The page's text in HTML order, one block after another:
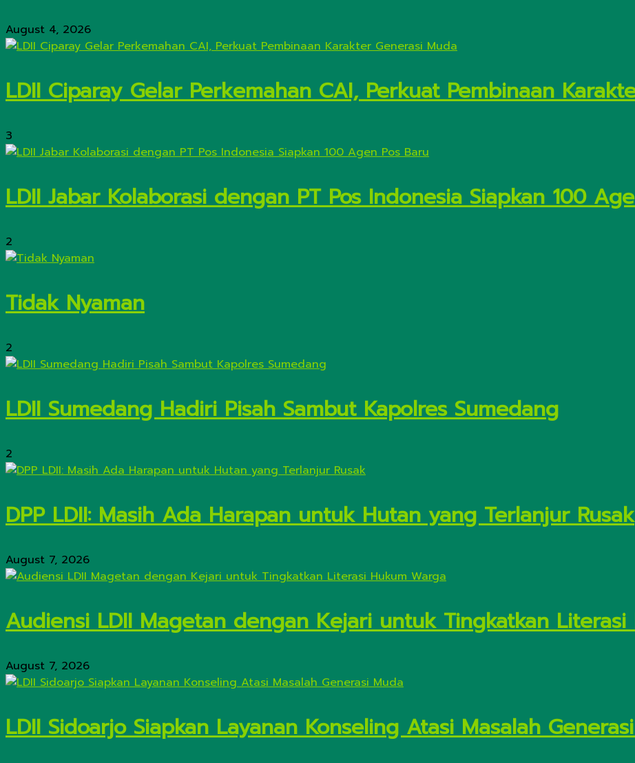
August 4, 2026
LDII Ciparay Gelar Perkemahan CAI, Perkuat Pembinaan
3
LDII Jabar Kolaborasi dengan PT Pos Indonesia Siapkan 100
2
Tidak Nyaman
2
LDII Sumedang Hadiri Pisah Sambut Kapolres Sumedang
2
DPP LDII: Masih Ada Harapan untuk Hutan yang Terlanjur Rusak
August 7, 2026
Audiensi LDII Magetan dengan Kejari untuk Tingkatkan Literasi
August 7, 2026
LDII Sidoarjo Siapkan Layanan Konseling Atasi Masalah